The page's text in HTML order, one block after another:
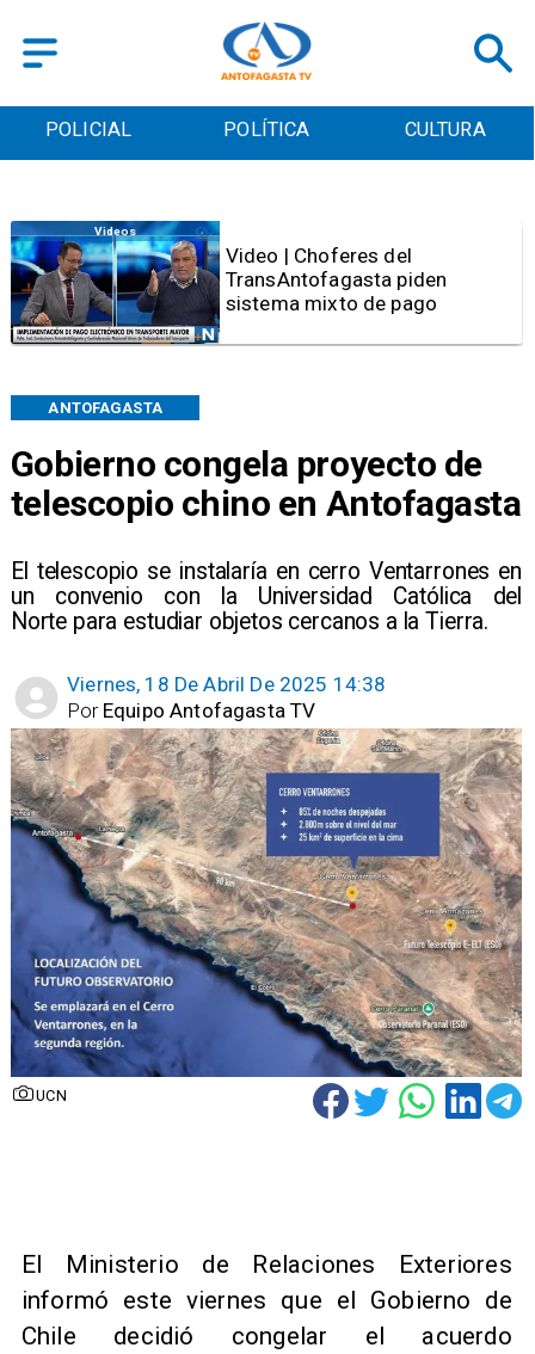
POLICIAL POLÍTICA CULTURA
Gobierno congela proyecto de
telescopio chino en Antofagasta
El telescopio se instalaría en cerro Ventarrones en
un convenio con la Universidad Católica del
Norte para estudiar objetos cercanos a la Tierra.
ANTOFAGASTA
Viernes, 18 De Abril De 2025 14:38
Equipo Antofagasta TV
Por
UCN
Antofagasta
SERNAC oficia a Bipay tras
reclamos por cobros irregulares
en el transporte público de
Antofagasta
El Ministerio de Relaciones Exteriores
informó este viernes que el Gobierno de
Chile decidió congelar el acuerdo